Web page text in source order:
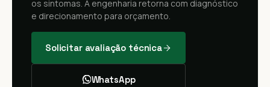
os sintomas. A engenharia retorna com diagnóstico
e direcionamento para orçamento.
Solicitar avaliação técnica
WhatsApp